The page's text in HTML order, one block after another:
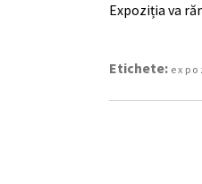
Expoziția va
Etichete: